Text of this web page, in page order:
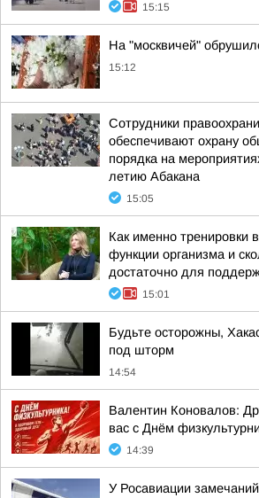
15:15
На "москвичей"
15:12
Сотрудники
обеспечивают охрану
порядка на
летию Абакана
15:05
Как именно тренировки
функции организма и
достаточно для
15:01
Будьте осторожны,
под шторм
14:54
Валентин Коновалов:
вас с Днём
14:39
У Росавиации